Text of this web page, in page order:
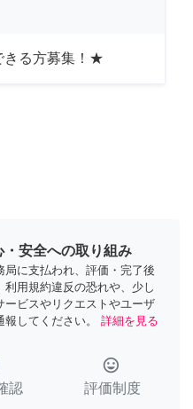
きる方募集！★
安全への取り組み
局に支払われ、評価・完了後
利用規約違反の恐れや、少し
ービスやリクエストやユーザ
してください。
詳細を見る
認
tag_faces
評価制度